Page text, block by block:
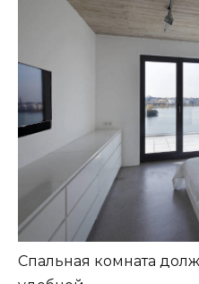
Спальная комната